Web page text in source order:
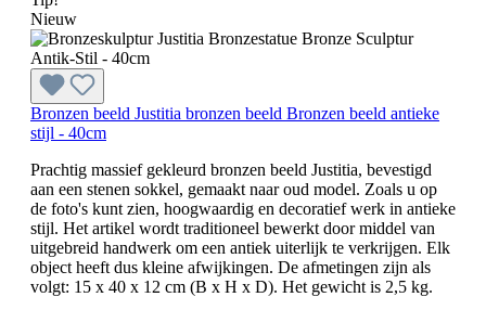
Nieuw
Bronzen beeld Justitia bronzen beeld Bronzen beeld antieke
stijl - 40cm
Prachtig massief gekleurd bronzen beeld Justitia, bevestigd
aan een stenen sokkel, gemaakt naar oud model. Zoals u op
de foto's kunt zien, hoogwaardig en decoratief werk in antieke
stijl. Het artikel wordt traditioneel bewerkt door middel van
uitgebreid handwerk om een antiek uiterlijk te verkrijgen. Elk
object heeft dus kleine afwijkingen. De afmetingen zijn als
volgt: 15 x 40 x 12 cm (B x H x D). Het gewicht is 2,5 kg.